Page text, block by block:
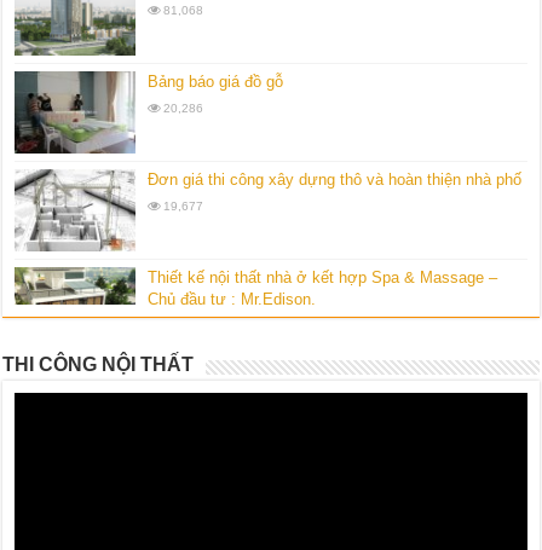
81,068
Bảng báo giá đồ gỗ
20,286
Đơn giá thi công xây dựng thô và hoàn thiện nhà phố
19,677
Thiết kế nội thất nhà ở kết hợp Spa & Massage –
Chủ đầu tư : Mr.Edison.
Thiết kế nội thất chung cư cao cấp Vinhomes Royal
City-gia đình chị Hường
THI CÔNG NỘI THẤT